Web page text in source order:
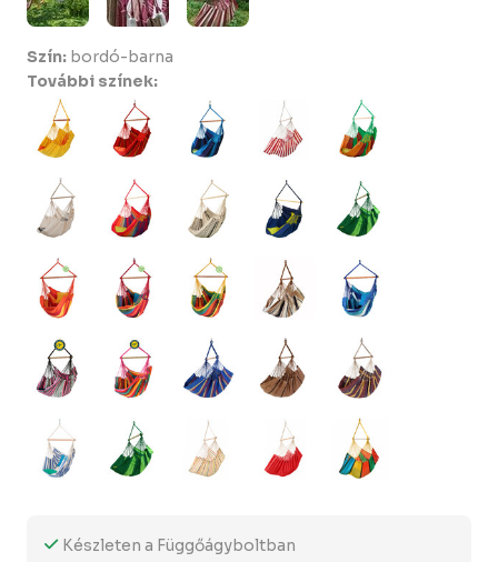
Készleten a Függőágyboltban
Szín: bordó-barna
További színek: